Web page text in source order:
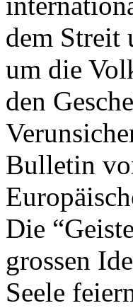
dem Streit
um die
den
Bulletin
Die
grossen
Seele